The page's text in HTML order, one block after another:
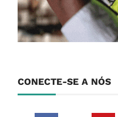
CONECTE-SE A NÓS